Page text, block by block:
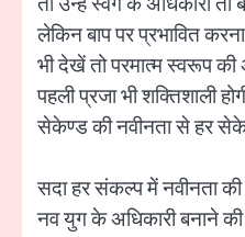
लेकिन बाप पर प्रभावित
भी देखें तो परमात्म स्वरूप
पहली प्रजा भी शक्तिशाली
सेकेण्ड की नवीनता से हर
सदा हर संकल्प में नवीनता
नव युग के अधिकारी बनाने